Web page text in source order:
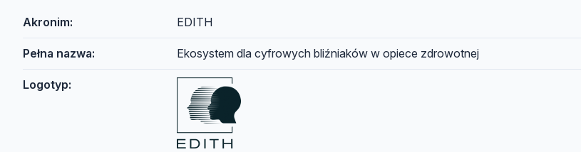
Akronim: EDITH
Pełna nazwa: Ekosystem dla cyfrowych bliźniaków w opiece zdrowotnej
Logotyp: